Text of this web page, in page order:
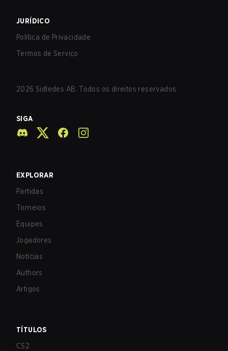
JURÍDICO
Política de Privacidade
Termos de Serviço
2026 Sidledes AB. Todos os direitos reservados.
SIGA
EXPLORAR
Partidas
Torneios
Equipes
Jogadores
Notícias
Authors
Artigos
TÍTULOS
CS2